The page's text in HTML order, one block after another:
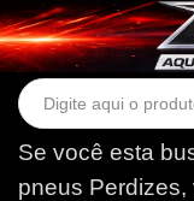
Se você esta
pneus